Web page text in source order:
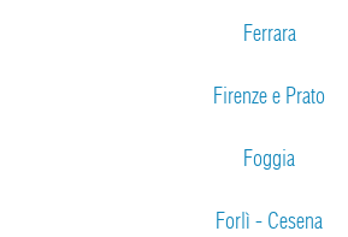
Ferrara
Firenze e Prato
Foggia
Forlì - Cesena